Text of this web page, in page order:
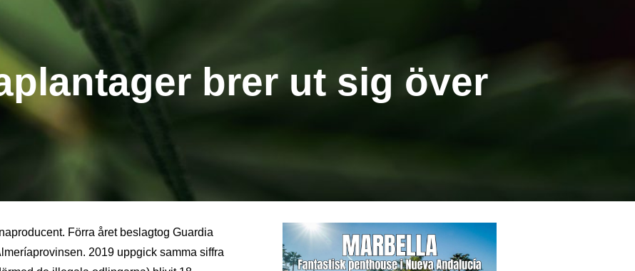
brer ut sig över
Förra året beslagtog Guardia
2019 uppgick samma siffra